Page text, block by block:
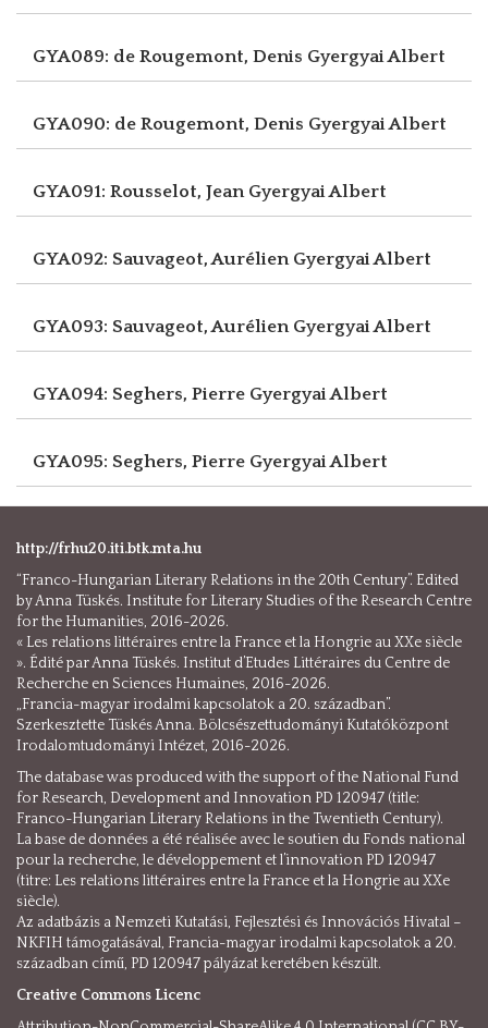
GYA089: de Rougemont, Denis Gyergyai Albert
GYA090: de Rougemont, Denis Gyergyai Albert
GYA091: Rousselot, Jean Gyergyai Albert
GYA092: Sauvageot, Aurélien Gyergyai Albert
GYA093: Sauvageot, Aurélien Gyergyai Albert
GYA094: Seghers, Pierre Gyergyai Albert
GYA095: Seghers, Pierre Gyergyai Albert
http://frhu20.iti.btk.mta.hu
“Franco-Hungarian Literary Relations in the 20th Century”. Edited
by Anna Tüskés. Institute for Literary Studies of the Research Centre
for the Humanities, 2016-2026.
« Les relations littéraires entre la France et la Hongrie au XXe siècle
». Édité par Anna Tüskés. Institut d’Etudes Littéraires du Centre de
Recherche en Sciences Humaines, 2016-2026.
„Francia-magyar irodalmi kapcsolatok a 20. században”.
Szerkesztette Tüskés Anna. Bölcsészettudományi Kutatóközpont
Irodalomtudományi Intézet, 2016-2026.
The database was produced with the support of the National Fund
for Research, Development and Innovation PD 120947 (title:
Franco-Hungarian Literary Relations in the Twentieth Century).
La base de données a été réalisée avec le soutien du Fonds national
pour la recherche, le développement et l’innovation PD 120947
(titre: Les relations littéraires entre la France et la Hongrie au XXe
siècle).
Az adatbázis a Nemzeti Kutatási, Fejlesztési és Innovációs Hivatal –
NKFIH támogatásával, Francia-magyar irodalmi kapcsolatok a 20.
században című, PD 120947 pályázat keretében készült.
Creative Commons Licenc